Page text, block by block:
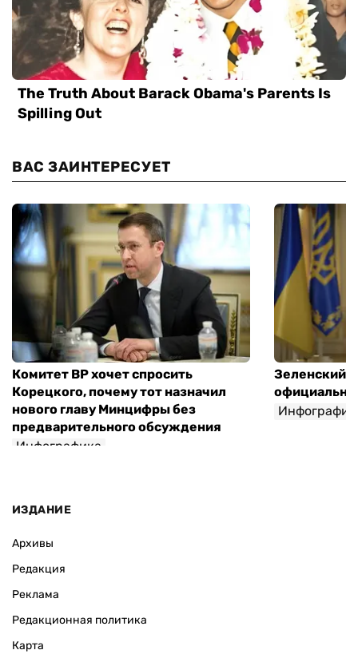
ВАС ЗАИНТЕРЕСУЕТ
Комитет ВР хочет спросить
Корецкого, почему тот назначил
нового главу Минцифры без
предварительного обсуждения
Инфографика
Зеленский
ИЗДАНИЕ
Архивы
Редакция
Реклама
Редакционная политика
Карта